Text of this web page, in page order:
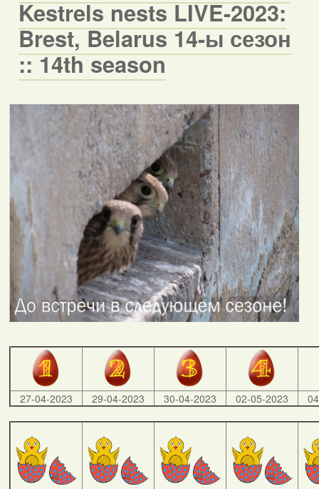
Kestrels nests LIVE-2023:
Brest, Belarus 14-ы сезон
:: 14th season
27-04-2023 29-04-2023 30-04-2023 02-05-2023